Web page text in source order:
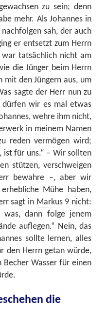
zu sein; denn
mehr. Als Johannes in
sah, der auch
er entsetzt zum Herrn
tatsächlich nicht am
die Jünger beim Herrn
mit den Jüngern aus, um
sagte der Herr nun zu
dürfen wir es mal etwas
wehre ihm nicht,
in meinem Namen
reden vermögen wird;
für uns.“ – Wir sollten
stützen, verschweigen
bewahre –, aber wir
Mühe haben,
sagt in Markus 9 nicht:
was, dann folge jenem
auflegen.“ Nein, das
sollte lernen, alles
den Herrn getan würde,
Becher Wasser für einen
die